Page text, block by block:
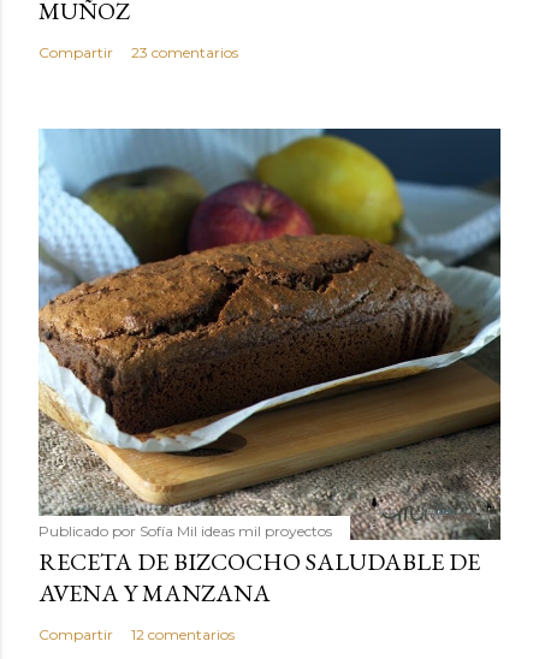
MUÑOZ
Compartir 23 comentarios
Publicado por Sofía Mil ideas mil proyectos
RECETA DE BIZCOCHO SALUDABLE DE
AVENA Y MANZANA
Compartir 12 comentarios